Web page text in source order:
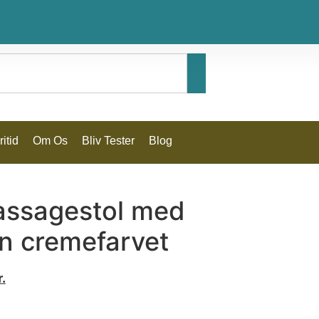
Om Os Bliv Tester Blog
med
cremefarvet